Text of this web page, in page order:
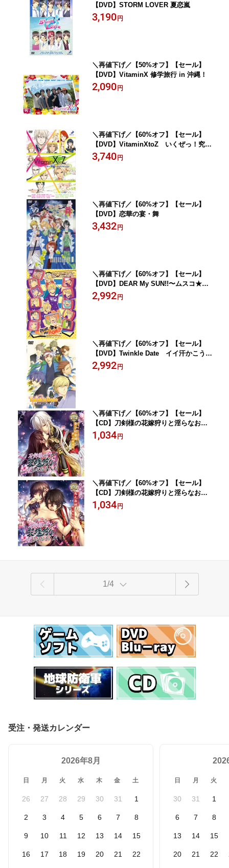
【DVD】STORM LOVER 夏恋嵐
3,190 円
＼再値下げ／【50%オフ】【セール】
【DVD】VitaminX 修学旅行 in 沖縄！
2,090 円
＼再値下げ／【60%オフ】【セール】
【DVD】VitaminXtoZ いくぜっ！究極
(ハイパー)★エクスプロージョン
3,740 円
＼再値下げ／【60%オフ】【セール】
【DVD】恋華の宴・舞
3,432 円
＼再値下げ／【60%オフ】【セール】
【DVD】DEAR My SUN!!〜ムスコ★育
成★狂騒曲『DEAR My MOM!!〜ホップ
★ステップ★ライブ！〜』
2,992 円
＼再値下げ／【60%オフ】【セール】
【DVD】Twinkle Date イイ汗かこうぜ
っ夏！
2,992 円
＼再値下げ／【60%オフ】【セール】
【CD】刀剣様の花嫁狩りと淫らなお手
入れ「壱」童子切安綱
1,034 円
＼再値下げ／【60%オフ】【セール】
【CD】刀剣様の花嫁狩りと淫らなお手
入れ「弐」鬼丸国綱
1,034 円
1/4
受注・発送カレンダー
2026年8月
日 月 火 水 木 金 土
26 27 28 29 30 31 1
2 3 4 5 6 7 8
9 10 11 12 13 14 15
16 17 18 19 20 21 22
日 月 火
30 31 1
6 7 8
13 14 15
20 21 22